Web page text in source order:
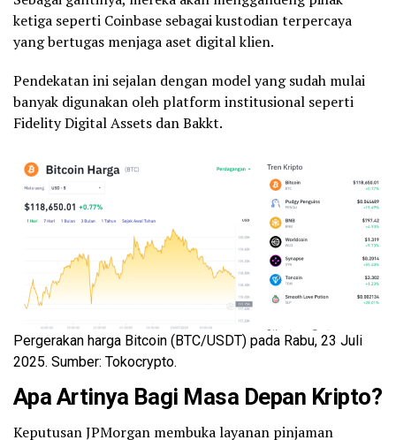
ketiga seperti Coinbase sebagai kustodian terpercaya
yang bertugas menjaga aset digital klien.
Pendekatan ini sejalan dengan model yang sudah mulai
banyak digunakan oleh platform institusional seperti
Fidelity Digital Assets dan Bakkt.
Pergerakan harga Bitcoin (BTC/USDT) pada Rabu, 23 Juli
2025. Sumber: Tokocrypto.
Apa Artinya Bagi Masa Depan Kripto?
Keputusan JPMorgan membuka layanan pinjaman